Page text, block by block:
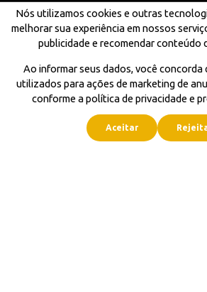
Nós utilizamos cookies e outras
melhorar sua experiência em nossos
publicidade e recomendar conteúdo
Ao informar seus dados, você concorda
utilizados para ações de marketing de
conforme a política de privacidade e
Aceitar